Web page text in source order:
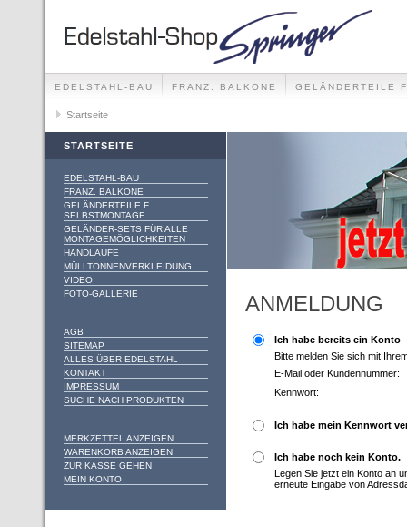
EDELSTAHL-BAU FRANZ. BALKONE GELÄNDERTEILE
GELÄNDER-SETS FÜR ALLE MONTAGEMÖGLICHKEITEN
Startseite
STARTSEITE
EDELSTAHL-BAU
FRANZ. BALKONE
GELÄNDERTEILE F.
SELBSTMONTAGE
GELÄNDER-SETS FÜR ALLE
MONTAGEMÖGLICHKEITEN
HANDLÄUFE
MÜLLTONNENVERKLEIDUNG
VIDEO
FOTO-GALLERIE
AGB
SITEMAP
ALLES ÜBER EDELSTAHL
KONTAKT
IMPRESSUM
SUCHE NACH PRODUKTEN
MERKZETTEL ANZEIGEN
WARENKORB ANZEIGEN
ZUR KASSE GEHEN
MEIN KONTO
ANMELDUNG
Ich habe bereits ein Konto
Bitte melden Sie sich mit
E-Mail oder Kundennummer:
Kennwort:
Ich habe mein Kennwort
Ich habe noch kein Konto.
Legen Sie jetzt ein Konto an
erneute Eingabe von